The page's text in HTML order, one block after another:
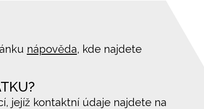
nápověda, kde najdete
jejíž kontaktní údaje najdete na